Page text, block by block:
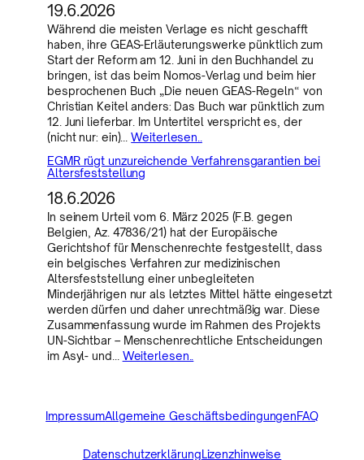
19.6.2026
Während die meisten Verlage es nicht geschafft
haben, ihre GEAS-Erläuterungswerke pünktlich zum
Start der Reform am 12. Juni in den Buchhandel zu
bringen, ist das beim Nomos-Verlag und beim hier
besprochenen Buch „Die neuen GEAS-Regeln“ von
Christian Keitel anders: Das Buch war pünktlich zum
12. Juni lieferbar. Im Untertitel verspricht es, der
(nicht nur: ein)…Weiterlesen..
EGMR rügt unzureichende Verfahrensgarantien bei
Altersfeststellung
18.6.2026
In seinem Urteil vom 6. März 2025 (F.B. gegen
Belgien, Az. 47836/21) hat der Europäische
Gerichtshof für Menschenrechte festgestellt, dass
ein belgisches Verfahren zur medizinischen
Altersfeststellung einer unbegleiteten
Minderjährigen nur als letztes Mittel hätte eingesetzt
werden dürfen und daher unrechtmäßig war. Diese
Zusammenfassung wurde im Rahmen des Projekts
UN-Sichtbar – Menschenrechtliche Entscheidungen
im Asyl- und… Weiterlesen..
ImpressumAllgemeine GeschäftsbedingungenFAQ
DatenschutzerklärungLizenzhinweise